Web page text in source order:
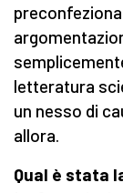
letteratura
un nesso di
allora.
Qual è stata